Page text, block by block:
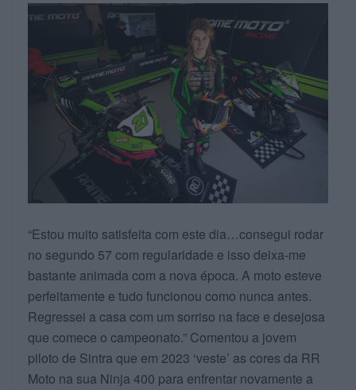
“Estou muito satisfeita com este dia…consegui rodar
no segundo 57 com regularidade e isso deixa-me
bastante animada com a nova época. A moto esteve
perfeitamente e tudo funcionou como nunca antes.
Regressei a casa com um sorriso na face e desejosa
que comece o campeonato.” Comentou a jovem
piloto de Sintra que em 2023 ‘veste’ as cores da RR
Moto na sua Ninja 400 para enfrentar novamente a